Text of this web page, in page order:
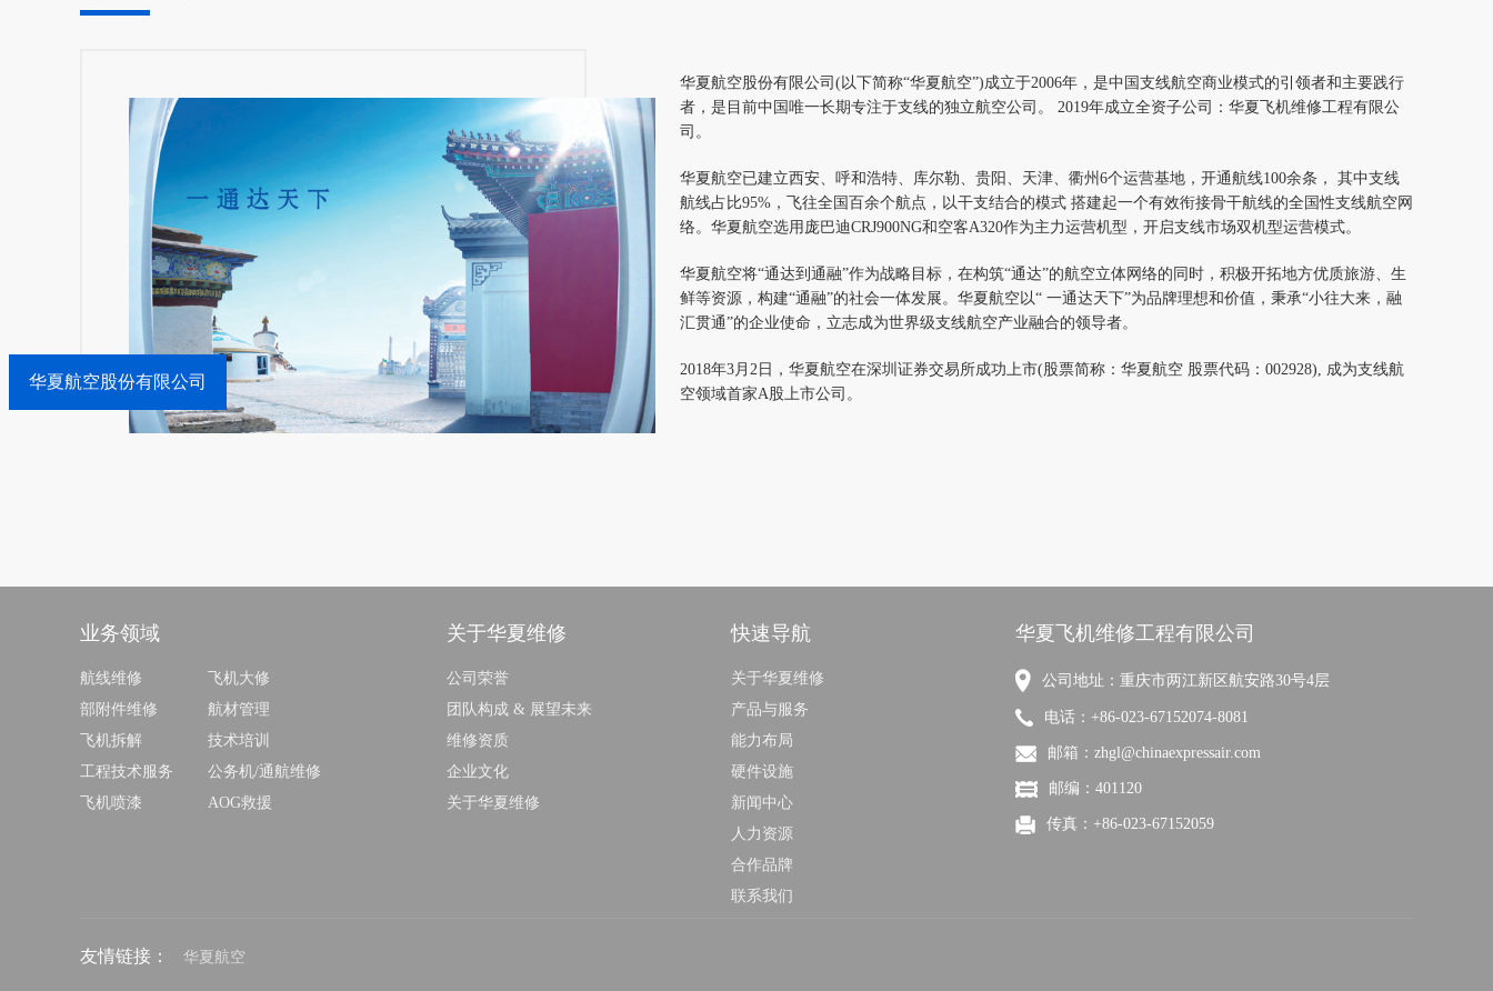
华夏航空股份有限公司
华夏航空股份有限公司(以下简称“华夏航空”)成立于2006年，是中国支线航空商业模式的引领者和主要践行
者，是目前中国唯一长期专注于支线的独立航空公司。 2019年成立全资子公司：华夏飞机维修工程有限公
司。
华夏航空已建立西安、呼和浩特、库尔勒、贵阳、天津、衢州6个运营基地，开通航线100余条， 其中支线
航线占比95%，飞往全国百余个航点，以干支结合的模式 搭建起一个有效衔接骨干航线的全国性支线航空网
络。华夏航空选用庞巴迪CRJ900NG和空客A320作为主力运营机型，开启支线市场双机型运营模式。
华夏航空将“通达到通融”作为战略目标，在构筑“通达”的航空立体网络的同时，积极开拓地方优质旅游、生
鲜等资源，构建“通融”的社会一体发展。华夏航空以“ 一通达天下”为品牌理想和价值，秉承“小往大来，融
汇贯通”的企业使命，立志成为世界级支线航空产业融合的领导者。
2018年3月2日，华夏航空在深圳证券交易所成功上市(股票简称：华夏航空 股票代码：002928), 成为支线航
空领域首家A股上市公司。
业务领域
航线维修
飞机大修
部附件维修
航材管理
飞机拆解
技术培训
工程技术服务
公务机/通航维修
飞机喷漆
AOG救援
关于华夏维修
公司荣誉
团队构成 & 展望未来
维修资质
企业文化
关于华夏维修
快速导航
关于华夏维修
产品与服务
能力布局
硬件设施
新闻中心
人力资源
合作品牌
联系我们
华夏飞机维修工程有限公司
公司地址：重庆市两江新区航安路30号4层
电话：+86-023-67152074-8081
邮箱：zhgl@chinaexpressair.com
邮编：401120
传真：+86-023-67152059
友情链接： 华夏航空